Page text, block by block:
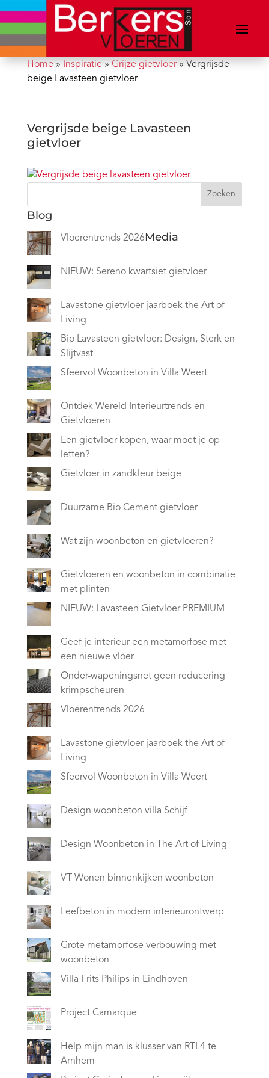
Home» Inspiratie» Grijze gietvloer» Vergrijsde
beige Lavasteen gietvloer
Vergrijsde beige Lavasteen
gietvloer
Zoeken
Blog
Vloerentrends 2026
NIEUW: Sereno kwartsiet gietvloer
Lavastone gietvloer jaarboek the Art of
Living
Bio Lavasteen gietvloer: Design, Sterk en
Slijtvast
Sfeervol Woonbeton in Villa Weert
Ontdek Wereld Interieurtrends en
Gietvloeren
Een gietvloer kopen, waar moet je op
letten?
Gietvloer in zandkleur beige
Duurzame Bio Cement gietvloer
Wat zijn woonbeton en gietvloeren?
Gietvloeren en woonbeton in combinatie
met plinten
NIEUW: Lavasteen Gietvloer PREMIUM
Geef je interieur een metamorfose met
een nieuwe vloer
Onder-wapeningsnet geen reducering
krimpscheuren
Media
Vloerentrends 2026
Lavastone gietvloer jaarboek the Art of
Living
Sfeervol Woonbeton in Villa Weert
Design woonbeton villa Schijf
Design Woonbeton in The Art of Living
VT Wonen binnenkijken woonbeton
Leefbeton in modern interieurontwerp
Grote metamorfose verbouwing met
woonbeton
Villa Frits Philips in Eindhoven
Project Camarque
Help mijn man is klusser van RTL4 te
Arnhem